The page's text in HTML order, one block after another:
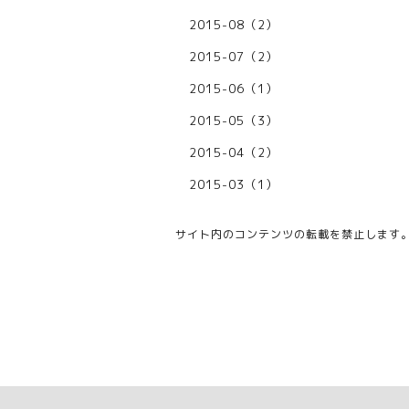
2015-08（2）
2015-07（2）
2015-06（1）
2015-05（3）
2015-04（2）
2015-03（1）
サイト内のコンテンツの転載を禁止します。